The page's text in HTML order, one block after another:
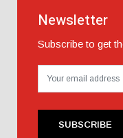
Newsletter
Subscribe to get